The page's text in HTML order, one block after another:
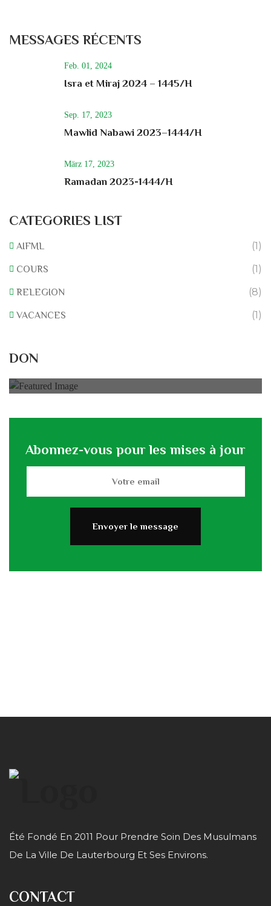
MESSAGES RÉCENTS
Feb. 01, 2024
Isra et Miraj 2024 – 1445/H
Sep. 17, 2023
Mawlid Nabawi 2023–1444/H
März 17, 2023
Ramadan 2023-1444/H
CATEGORIES LIST
AIFML (1)
COURS (1)
RELEGION (8)
VACANCES (1)
DON
Abonnez-vous pour les mises à jour
Été Fondé En 2011 Pour Prendre Soin Des Musulmans
De La Ville De Lauterbourg Et Ses Environs.
CONTACT